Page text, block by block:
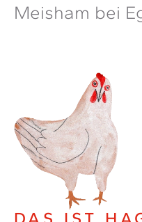
Meisham bei